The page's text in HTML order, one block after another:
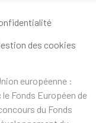
des cookies
européenne :
le Fonds Européen de
du Fonds